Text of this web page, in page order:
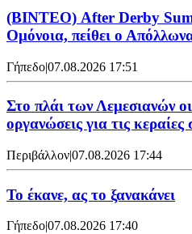
(ΒΙΝΤΕΟ) After Derby
Ομόνοια, πείθει ο
Γήπεδο|07.08.2026 17:51
Στο πλάι των Λεμεσιανών
οργανώσεις για τις
Περιβάλλον|07.08.2026 17:44
Το έκανε, ας το ξανακάνει
Γήπεδο|07.08.2026 17:40